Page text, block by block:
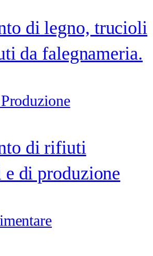
di legno, trucioli
da falegnameria.
di rifiuti
di produzione